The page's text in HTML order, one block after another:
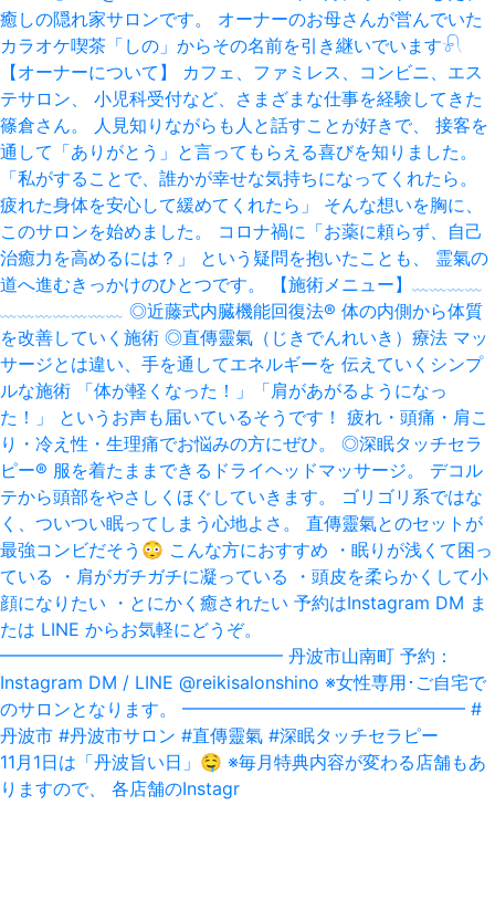
11月1日は「丹波旨い日」‪🤤‬ ※毎月特典内容が変わる店舗もあ
りますので、 各店舗のInstagr